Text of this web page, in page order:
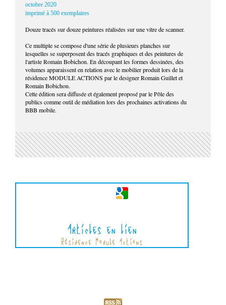
octobre 2020
imprimé à 500 exemplaires
Douze tracés sur douze peintures réalisées sur une vitre de scanner.
Ce multiple se compose d'une série de plusieurs planches sur
lesquelles se superposent des tracés graphiques et des peintures de
l'artiste Romain Bobichon. En découpant les formes dessinées, des
volumes apparaissent en relation avec le mobilier produit lors de la
résidence MODULE ACTIONS par le designer Romain Guillet et
Romain Bobichon.
Cette édition sera diffusée et également proposé par le Pôle des
publics comme outil de médiation lors des prochaines activations du
BBB mobile.
Articles en lien
Résidence Module Actions